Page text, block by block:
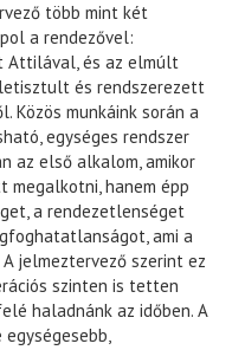
több mint két
a rendezővel:
Attilával, és az elmúlt
és rendszerezett
Közös munkáink során a
egységes rendszer
az első alkalom, amikor
hanem épp
a rendezetlenséget
ami a
jelmeztervező szerint ez
szinten is tetten
haladnánk az időben. A